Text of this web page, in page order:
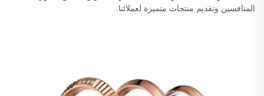
المنافسين وتقديم منتجات متميزة لعملائنا.